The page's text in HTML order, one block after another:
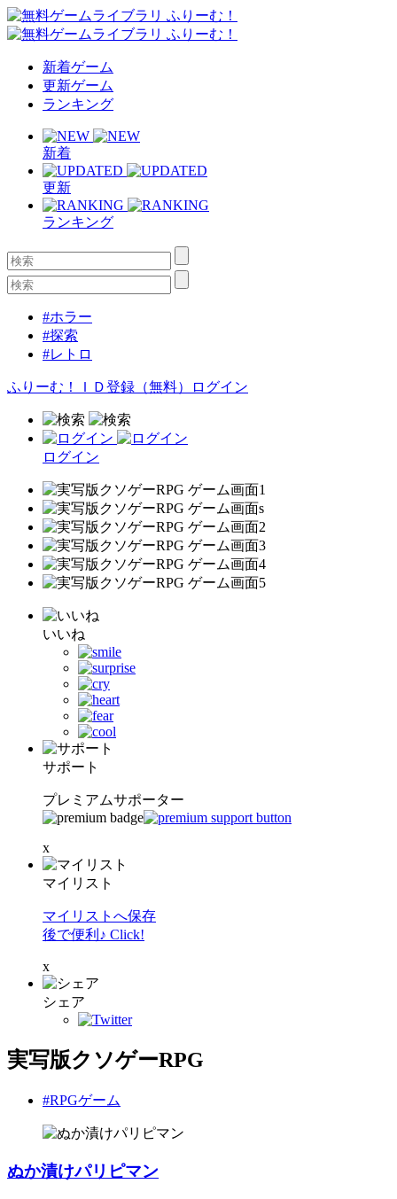
新着ゲーム
更新ゲーム
ランキング
新着
更新
ランキング
#ホラー
#探索
#レトロ
ふりーむ！ＩＤ登録（無料） ログイン
ログイン
いいね
サポート
プレミアムサポーター
x
マイリスト
マイリストへ保存
後で便利♪ Click!
x
シェア
実写版クソゲーRPG
#RPGゲーム
ぬか漬けパリピマン